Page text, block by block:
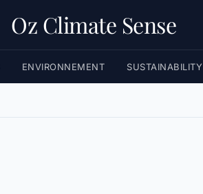
Oz Climate Sense
ENVIRONNEMENT SUSTAINABILITY